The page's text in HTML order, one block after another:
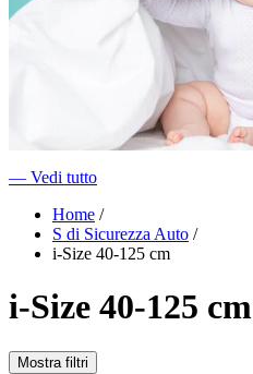
― Vedi tutto
Home /
S di Sicurezza Auto /
i-Size 40-125 cm
i-Size 40-125 cm
Mostra filtri